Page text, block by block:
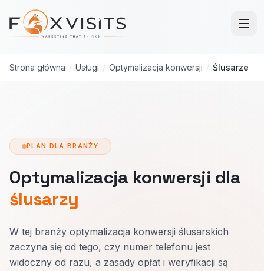
Przejdź do treści głównej
Strona główna / Usługi / Optymalizacja konwersji / Ślusarze
PLAN DLA BRANŻY
Optymalizacja konwersji dla
ślusarzy
W tej branży optymalizacja konwersji ślusarskich
zaczyna się od tego, czy numer telefonu jest
widoczny od razu, a zasady opłat i weryfikacji są